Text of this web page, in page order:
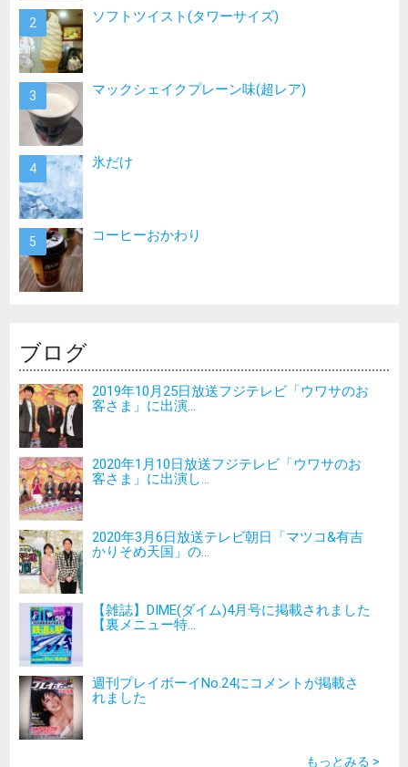
ソフトツイスト(タワーサイズ)
マックシェイクプレーン味(超レア)
氷だけ
コーヒーおかわり
ブログ
2019年10月25日放送フジテレビ「ウワサのお
客さま」に出演...
2020年1月10日放送フジテレビ「ウワサのお
客さま」に出演し...
2020年3月6日放送テレビ朝日「マツコ&有吉
かりそめ天国」の...
【雑誌】DIME(ダイム)4月号に掲載されました
【裏メニュー特...
週刊プレイボーイNo.24にコメントが掲載さ
れました
もっとみる >